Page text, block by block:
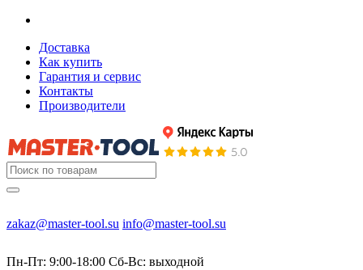
Доставка
Как купить
Гарантия и сервис
Контакты
Производители
zakaz@master-tool.su info@master-tool.su
Пн-Пт: 9:00-18:00 Cб-Вс: выходной